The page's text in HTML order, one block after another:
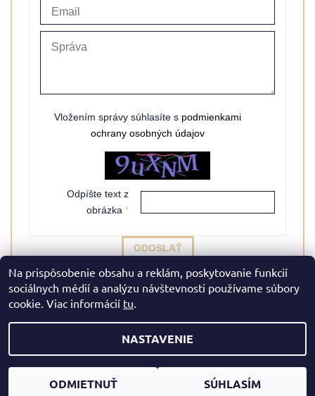
Vložením správy súhlasíte s podmienkami
ochrany osobných údajov
Odpíšte text z
obrázka
2026 © Mazreku Skin Boutique, všetky práva vyhradené
Upraviť nastavenie cookies
Na prispôsobenie obsahu a reklám, poskytovanie funkcií
sociálnych médií a analýzu návštevnosti používame súbory
cookie. Viac informácií tu.
NASTAVENIE
ODMIETNUŤ SÚHLASÍM